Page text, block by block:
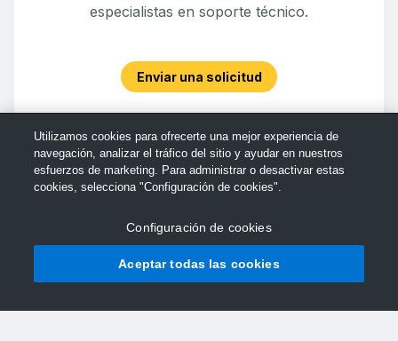
especialistas en soporte técnico.
Enviar una solicitud
Utilizamos cookies para ofrecerte una mejor experiencia de
navegación, analizar el tráfico del sitio y ayudar en nuestros
esfuerzos de marketing. Para administrar o desactivar estas
cookies, selecciona "Configuración de cookies".
Configuración de cookies
Aceptar todas las cookies